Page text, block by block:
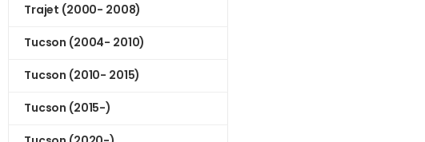
Trajet (2000- 2008)
Tucson (2004- 2010)
Tucson (2010- 2015)
Tucson (2015-)